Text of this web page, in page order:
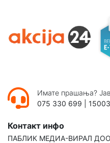
Имате прашања?
075 330 699
15003
Контакт инфо
ПАБЛИК МЕДИА-ВИРАЛ